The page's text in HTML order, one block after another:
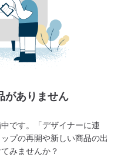
がありません
です。「デザイナーに連
プの再開や新しい商品の出
みませんか？